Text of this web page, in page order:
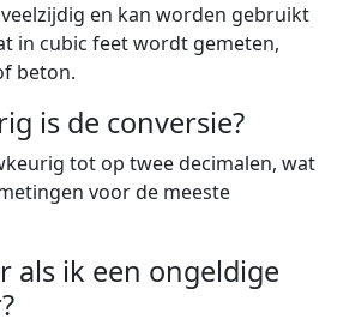
veelzijdig en kan worden gebruikt
in cubic feet wordt gemeten,
beton.
is de conversie?
tot op twee decimalen, wat
voor de meeste
als ik een ongeldige